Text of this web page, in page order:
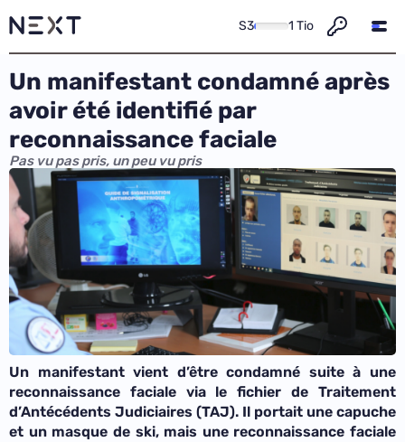
S3 1 Tio
Un manifestant condamné après
avoir été identifié par
reconnaissance faciale
Pas vu pas pris, un peu vu pris
Un manifestant vient d’être condamné suite à une
reconnaissance faciale via le fichier de Traitement
d’Antécédents Judiciaires (TAJ). Il portait une capuche
et un masque de ski, mais une reconnaissance faciale